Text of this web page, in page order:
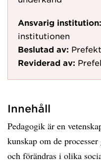
Ansvarig institution:
institutionen
Beslutad av:
Reviderad av:
Innehåll
Pedagogik är en
kunskap om de
och förändras i olika